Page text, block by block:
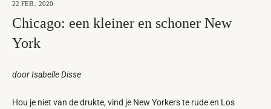
22 FEB., 2020
Chicago: een kleiner en schoner New
York
door Isabelle Disse
Hou je niet van de drukte, vind je New Yorkers te rude en Los